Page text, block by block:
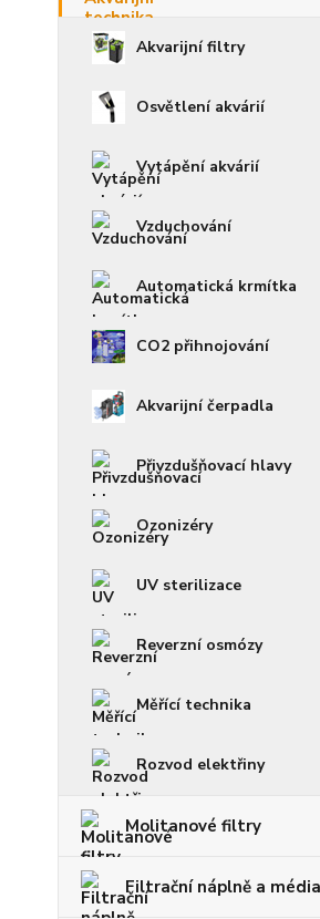
Akvarijní filtry
Osvětlení akvárií
Vytápění akvárií
Vzduchování
Automatická krmítka
CO2 přihnojování
Akvarijní čerpadla
Přivzdušňovací hlavy
Ozonizéry
UV sterilizace
Reverzní osmózy
Měřící technika
Rozvod elektřiny
Molitanové filtry
Filtrační náplně a média